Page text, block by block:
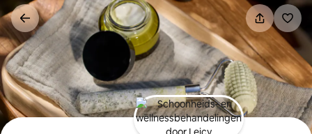
direct
naar
inhoud